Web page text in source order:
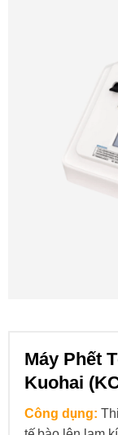
Máy Phết
Kuohai
Công dụng: